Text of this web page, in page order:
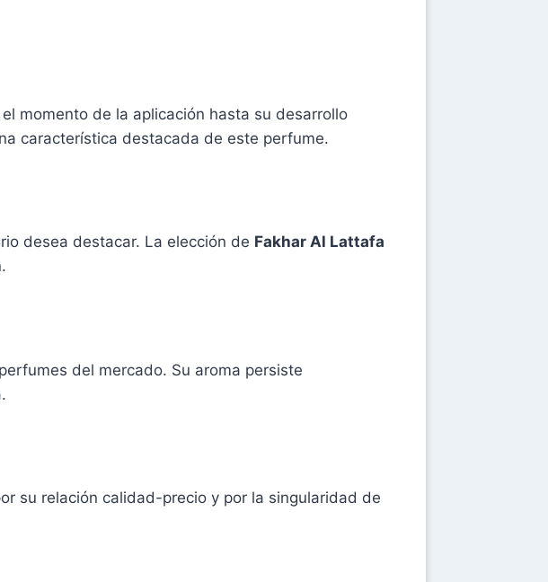
momento de la aplicación hasta su desarrollo
característica destacada de este perfume.
desea destacar. La elección de Fakhar Al Lattafa
del mercado. Su aroma persiste
su relación calidad-precio y por la singularidad de